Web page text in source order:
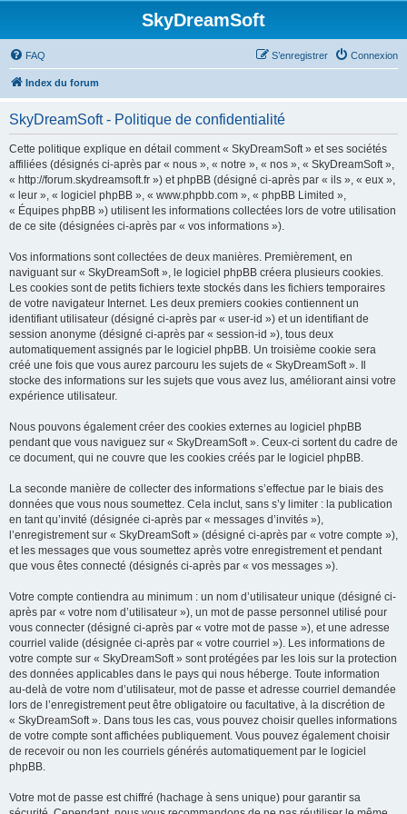
SkyDreamSoft
FAQ Connexion
S’enregistrer
Index du forum
SkyDreamSoft - Politique de confidentialité
Cette politique explique en détail comment « SkyDreamSoft » et ses sociétés
affiliées (désignés ci-après par « nous », « notre », « nos », « SkyDreamSoft »,
« http://forum.skydreamsoft.fr ») et phpBB (désigné ci-après par « ils », « eux »,
« leur », « logiciel phpBB », « www.phpbb.com », « phpBB Limited »,
« Équipes phpBB ») utilisent les informations collectées lors de votre utilisation
de ce site (désignées ci-après par « vos informations »).
Vos informations sont collectées de deux manières. Premièrement, en
naviguant sur « SkyDreamSoft », le logiciel phpBB créera plusieurs cookies.
Les cookies sont de petits fichiers texte stockés dans les fichiers temporaires
de votre navigateur Internet. Les deux premiers cookies contiennent un
identifiant utilisateur (désigné ci-après par « user-id ») et un identifiant de
session anonyme (désigné ci-après par « session-id »), tous deux
automatiquement assignés par le logiciel phpBB. Un troisième cookie sera
créé une fois que vous aurez parcouru les sujets de « SkyDreamSoft ». Il
stocke des informations sur les sujets que vous avez lus, améliorant ainsi votre
expérience utilisateur.
Nous pouvons également créer des cookies externes au logiciel phpBB
pendant que vous naviguez sur « SkyDreamSoft ». Ceux-ci sortent du cadre de
ce document, qui ne couvre que les cookies créés par le logiciel phpBB.
La seconde manière de collecter des informations s’effectue par le biais des
données que vous nous soumettez. Cela inclut, sans s’y limiter : la publication
en tant qu’invité (désignée ci-après par « messages d’invités »),
l’enregistrement sur « SkyDreamSoft » (désigné ci-après par « votre compte »),
et les messages que vous soumettez après votre enregistrement et pendant
que vous êtes connecté (désignés ci-après par « vos messages »).
Votre compte contiendra au minimum : un nom d’utilisateur unique (désigné ci-
après par « votre nom d’utilisateur »), un mot de passe personnel utilisé pour
vous connecter (désigné ci-après par « votre mot de passe »), et une adresse
courriel valide (désignée ci-après par « votre courriel »). Les informations de
votre compte sur « SkyDreamSoft » sont protégées par les lois sur la protection
des données applicables dans le pays qui nous héberge. Toute information
au-delà de votre nom d’utilisateur, mot de passe et adresse courriel demandée
lors de l’enregistrement peut être obligatoire ou facultative, à la discrétion de
« SkyDreamSoft ». Dans tous les cas, vous pouvez choisir quelles informations
de votre compte sont affichées publiquement. Vous pouvez également choisir
de recevoir ou non les courriels générés automatiquement par le logiciel
phpBB.
Votre mot de passe est chiffré (hachage à sens unique) pour garantir sa